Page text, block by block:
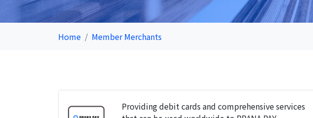
Home Member Merchants
Providing debit cards and comprehensive services